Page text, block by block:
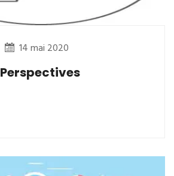
14 mai 2020
Perspectives